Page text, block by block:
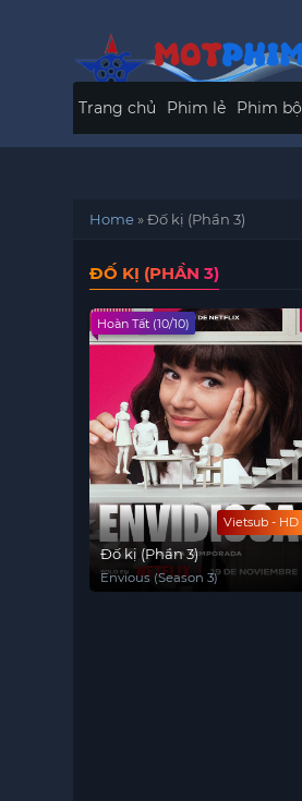
Trang chủ Phim lẻ Phim bộ
Home»Đố kị (Phần 3)
ĐỐ KỊ (PHẦN 3)
Vietsub - HD
Hoàn Tất (10/10)
Đố kị (Phần 3)
Envious (Season 3)